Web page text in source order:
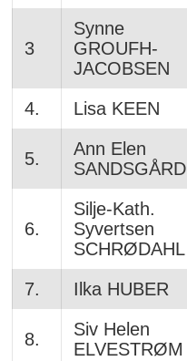
3
Synne
GROUFH-
JACOBSEN
4. Lisa KEEN
5.
Ann Elen
SANDSGÅRD
6.
Silje-Kath.
Syvertsen
SCHRØDAHL
7. Ilka HUBER
8.
Siv Helen
ELVESTRØM